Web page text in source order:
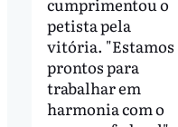
petista pela
vitória. "Estamos
prontos para
trabalhar em
harmonia com o